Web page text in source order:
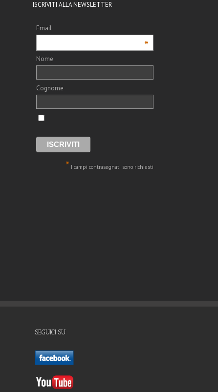
ISCRIVITI ALLA NEWSLETTER
Email
*
Nome
Cognome
* I campi contrasegnati sono richiesti
SEGUICI SU